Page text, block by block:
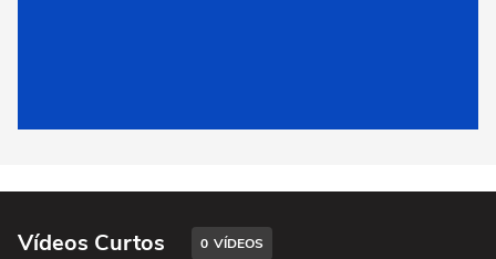
Vídeos Curtos 0 VÍDEOS